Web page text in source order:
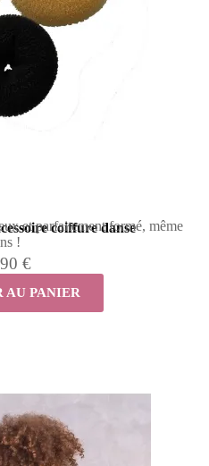
coiffure danse
et parfaitement formé, même
!
€
AU PANIER